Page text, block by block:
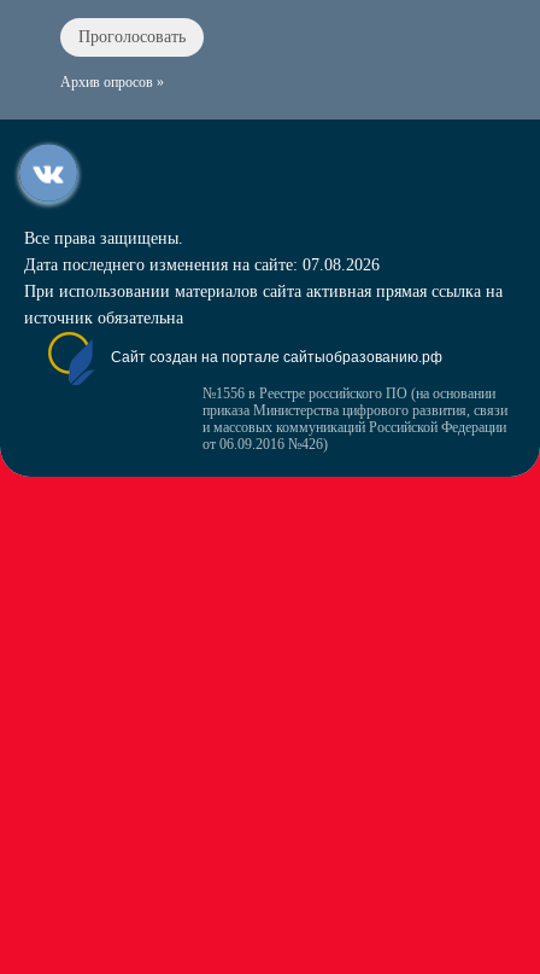
Архив опросов »
Все права защищены.
Дата последнего изменения на сайте: 07.08.2026
При использовании материалов сайта активная прямая ссылка на
источник обязательна
Сайт создан на портале сайтыобразованию.рф
№1556 в Реестре российского ПО (на основании
приказа Министерства цифрового развития, связи
и массовых коммуникаций Российской Федерации
от 06.09.2016 №426)